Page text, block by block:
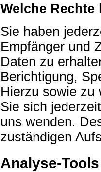
Welche
Sie haben
Empfänger und
Daten zu
Berichtigung,
Hierzu sowie zu
Sie sich
uns wenden.
zuständigen
Analyse-